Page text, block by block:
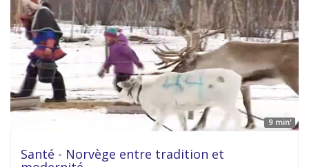
9 min'
Santé - Norvège entre tradition et